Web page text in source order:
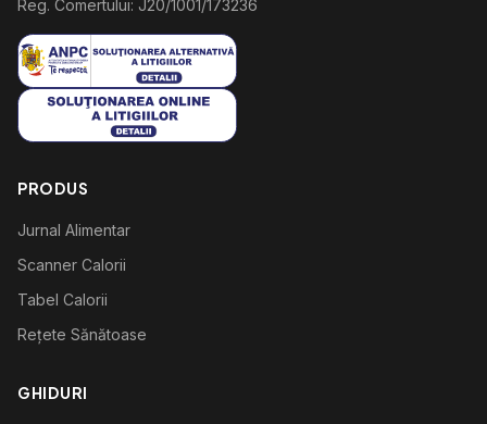
Reg. Comertului: J20/1001/173236
PRODUS
Jurnal Alimentar
Scanner Calorii
Tabel Calorii
Rețete Sănătoase
GHIDURI